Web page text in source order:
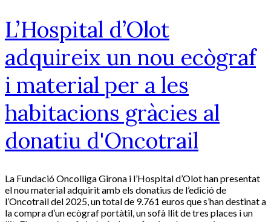
L’Hospital d’Olot
adquireix un nou ecògraf
i material per a les
habitacions gràcies al
donatiu d'Oncotrail
La Fundació Oncolliga Girona i l’Hospital d’Olot han presentat
el nou material adquirit amb els donatius de l’edició de
l’Oncotrail del 2025, un total de 9.761 euros que s’han destinat a
la compra d’un ecògraf portàtil, un sofà llit de tres places i un